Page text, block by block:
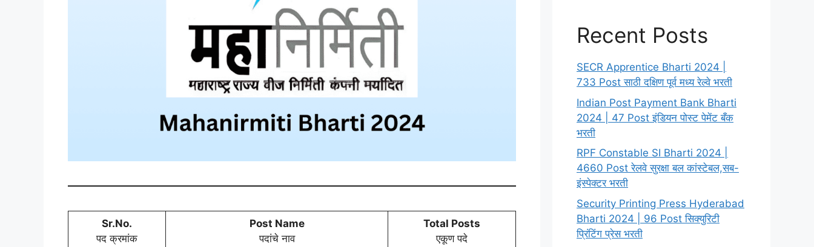
Sr.No.
पद क्रमांक
Post Name
पदांचे नाव
Total Posts
एकूण पदे
Recent Posts
SECR Apprentice Bharti 2024 |
733 Post साठी दक्षिण पूर्व मध्य रेल्वे भरती
Indian Post Payment Bank Bharti
2024 | 47 Post इंडियन पोस्ट पेमेंट बँक
भरती
RPF Constable SI Bharti 2024 |
4660 Post रेलवे सुरक्षा बल कांस्टेबल,सब-
इंस्पेक्टर भरती
Security Printing Press Hyderabad
Bharti 2024 | 96 Post सिक्युरिटी
प्रिंटिंग प्रेस भरती